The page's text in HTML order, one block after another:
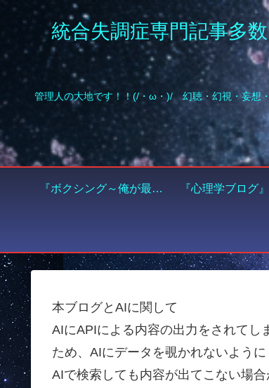
統合失調症専門記事多
『ボクシング～俺が最高の世界チャンピオンになる～』 『心理学ブログ』
本ブログとAIに関して
AIにAPIによる内容の出力をされてし
ため、AIにデータを覗かれないように
AIで検索しても内容が出てこない場